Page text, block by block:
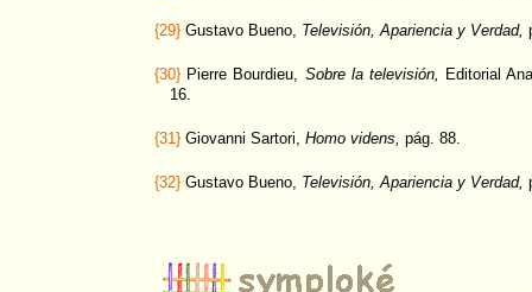
{29} Gustavo Bueno, Televisión, Apariencia y Verdad,
{30} Pierre Bourdieu, Sobre la televisión,
Editorial
16.
{31} Giovanni Sartori, Homo videns, pág. 88.
{32} Gustavo Bueno, Televisión, Apariencia y Verdad,